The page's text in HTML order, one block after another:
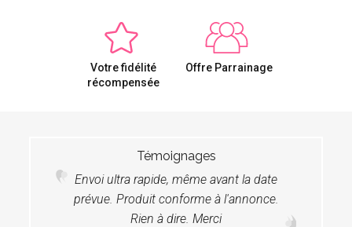
Votre fidélité
récompensée
Offre Parrainage
Témoignages
Envoi ultra rapide, même avant la date
prévue. Produit conforme à l'annonce.
Rien à dire. Merci